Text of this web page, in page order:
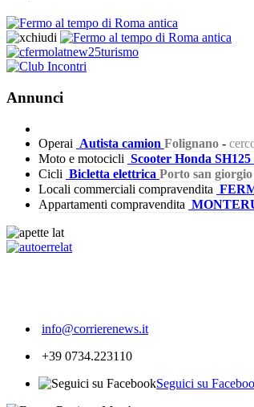
Annunci
Operai Autista camion Folignano -
Moto e motocicli Scooter Honda SH125
Cicli Bicletta elettrica Porto san giorgio
Locali commerciali compravendita
Appartamenti compravendita
info@corrierenews.it
+39 0734.223110
Seguici su